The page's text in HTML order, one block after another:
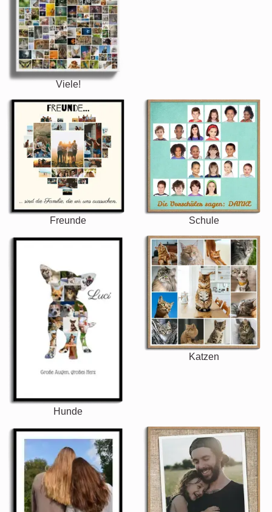
Viele!
Freunde Schule
Hunde
Katzen